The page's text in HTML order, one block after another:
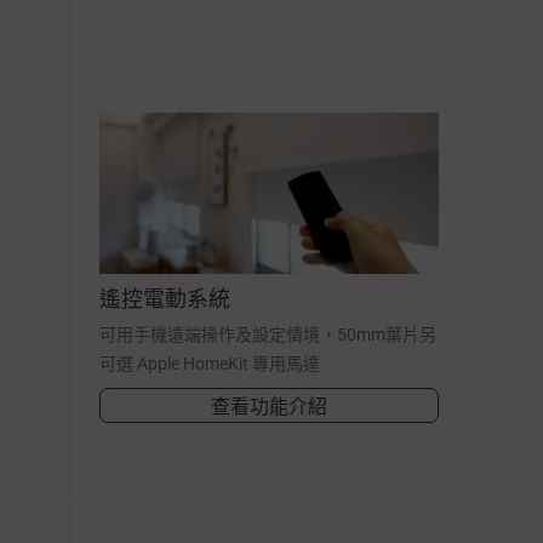
遙控電動系統
可用手機遠端操作及設定情境，50mm葉片另
可選 Apple HomeKit 專用馬達
查看功能介紹